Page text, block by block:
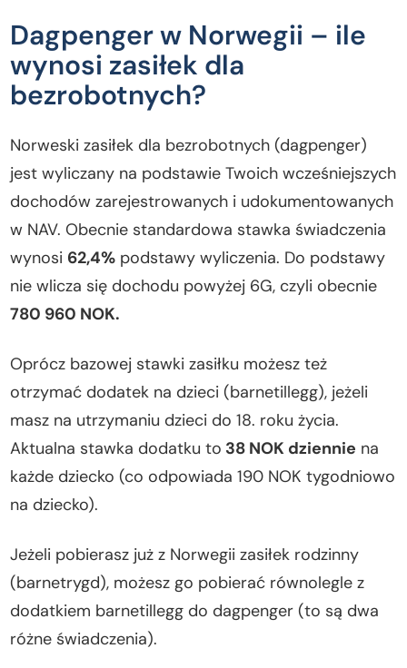
Dagpenger w Norwegii – ile
wynosi zasiłek dla
bezrobotnych?
Norweski zasiłek dla bezrobotnych (dagpenger)
jest wyliczany na podstawie Twoich wcześniejszych
dochodów zarejestrowanych i udokumentowanych
w NAV. Obecnie standardowa stawka świadczenia
wynosi 62,4% podstawy wyliczenia. Do podstawy
nie wlicza się dochodu powyżej 6G, czyli obecnie
780 960 NOK.
Oprócz bazowej stawki zasiłku możesz też
otrzymać dodatek na dzieci (barnetillegg), jeżeli
masz na utrzymaniu dzieci do 18. roku życia.
Aktualna stawka dodatku to 38 NOK dziennie na
każde dziecko (co odpowiada 190 NOK tygodniowo
na dziecko).
Jeżeli pobierasz już z Norwegii zasiłek rodzinny
(barnetrygd), możesz go pobierać równolegle z
dodatkiem barnetillegg do dagpenger (to są dwa
różne świadczenia).